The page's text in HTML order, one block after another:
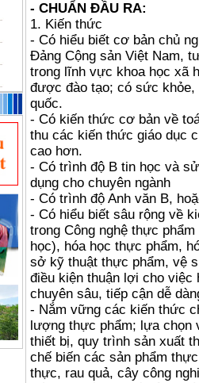
- CHUẨN ĐẦU RA:
1. Kiến thức
- Có hiểu biết cơ bản chủ
Đảng Cộng sản Việt Nam,
trong lĩnh vực khoa học xã
được đào tạo; có sức khỏe,
quốc.
- Có kiến thức cơ bản về
thu các kiến thức giáo dục
cao hơn.
- Có trình độ B tin học và
dụng cho chuyên ngành
- Có trình độ Anh văn B,
- Có hiểu biết sâu rộng về
trong Công nghệ thực
học), hóa học thực phẩm,
sở kỹ thuật thực phẩm, vệ
điều kiện thuận lợi cho việc
chuyên sâu, tiếp cận dễ
- Nắm vững các kiến thức
lượng thực phẩm; lựa chọn
thiết bị, quy trình sản xuất
chế biến các sản phẩm
thực, rau quả, cây công